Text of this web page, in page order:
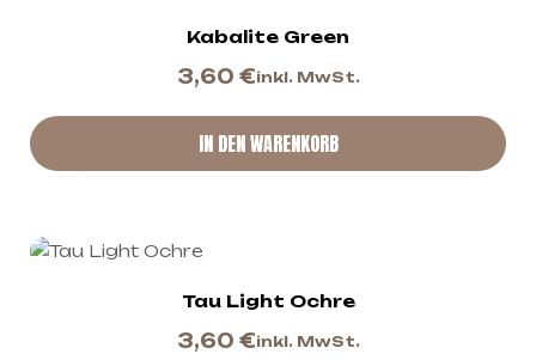
Kabalite Green
3,60 €inkl. MwSt.
IN DEN WARENKORB
Tau Light Ochre
3,60 €inkl. MwSt.